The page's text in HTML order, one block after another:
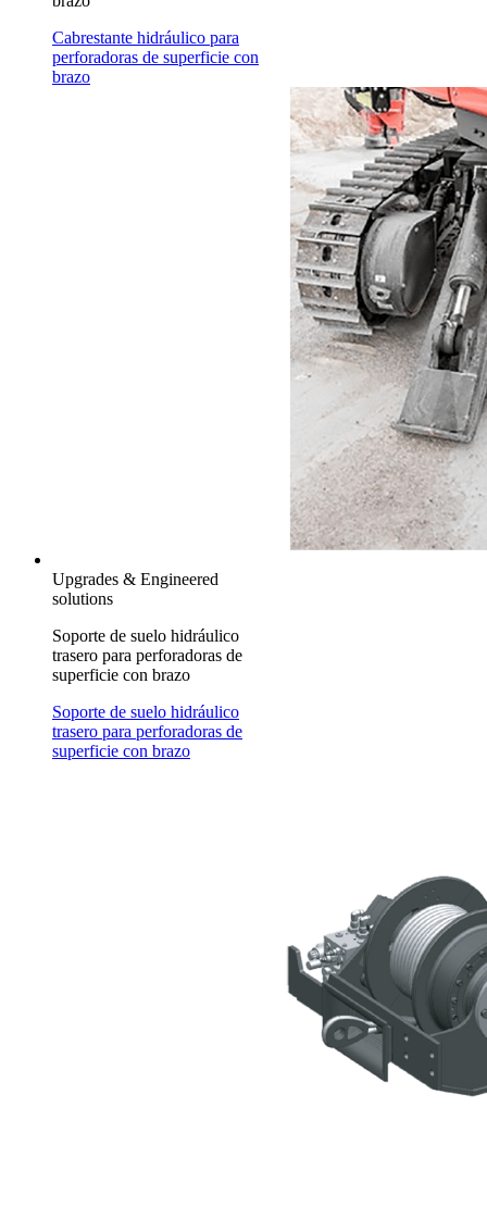
Cabrestante hidráulico para
perforadoras de superficie con
brazo
Upgrades & Engineered
solutions
Soporte de suelo hidráulico
trasero para perforadoras de
superficie con brazo
Soporte de suelo hidráulico
trasero para perforadoras de
superficie con brazo